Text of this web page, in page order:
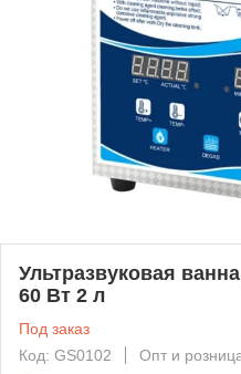
Ультразвуковая
60 Вт 2 л
Под заказ
Код: GS0102
Опт и